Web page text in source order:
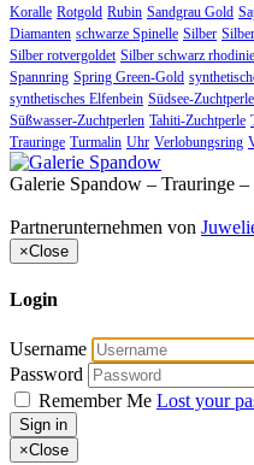
Koralle Rotgold Rubin Sandgrau Gold
Diamanten schwarze Spinelle Silber
Silber rotvergoldet Silber schwarz
Spannring Spring Green-Gold
synthetisches Elfenbein Südsee-Zuchtperle
Süßwasser-Zuchtperlen Tahiti-Zuchtperle
Trauringe Turmalin Uhr Verlobungsring
Galerie Spandow – Trauringe
Partnerunternehmen von
×Close
Login
Username
Password
Remember Me Lost your
Sign in
×Close